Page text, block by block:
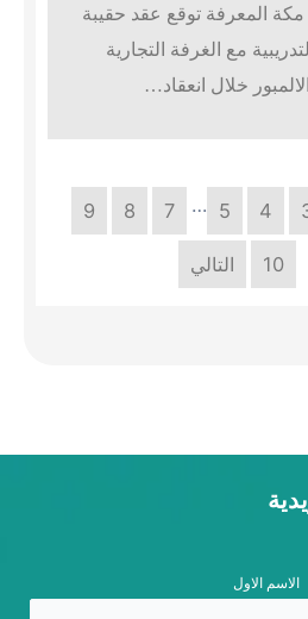
المعرفة توقع عقد حقيبة
مع الغرفة التجارية
خلال انعقاد…
4
5
…
7
8
9
10 التالي
الاسم الاول